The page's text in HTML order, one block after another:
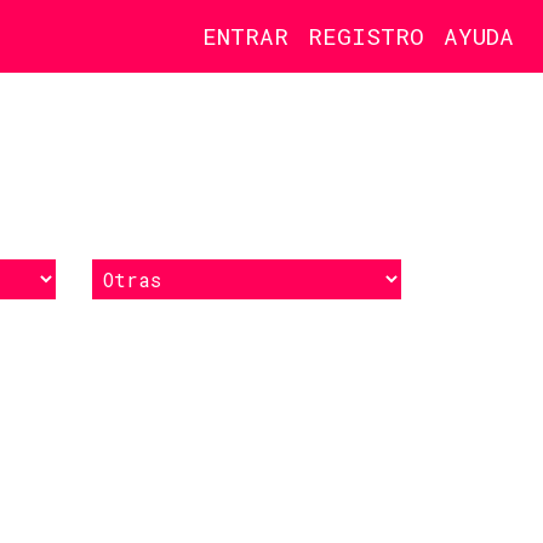
ENTRAR REGISTRO AYUDA